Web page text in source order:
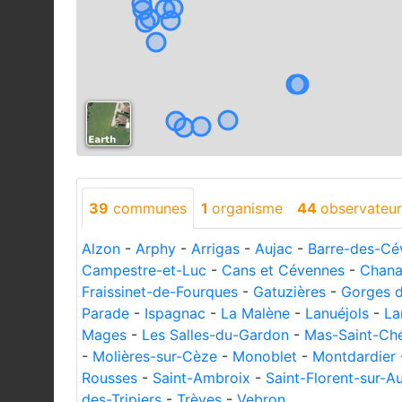
39 communes 1 organisme 44
Alzon - Arphy - Arrigas - Aujac - Barre-des-
Campestre-et-Luc - Cans et Cévennes -
Fraissinet-de-Fourques - Gatuzières - Gorges
Parade - Ispagnac - La Malène - Lanuéjols -
Mages - Les Salles-du-Gardon - Mas-Saint-
- Molières-sur-Cèze - Monoblet - Montdardier
Rousses - Saint-Ambroix - Saint-Florent-sur-